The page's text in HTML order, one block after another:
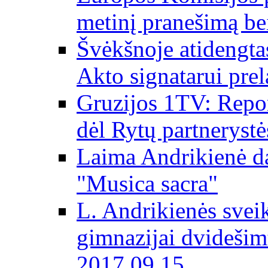
metinį pranešimą
Švėkšnoje
Akto signatarui
Gruzijos 1TV:
dėl Rytų
Laima Andrikienė
"Musica sacra"
L. Andrikienės
gimnazijai